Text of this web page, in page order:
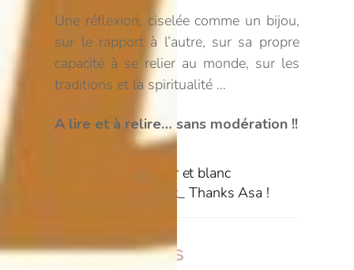
Une réflexion, ciselée comme un bijou,
sur le rapport à l’autre, sur sa propre
capacité à se relier au monde, sur les
traditions et la spiritualité …
A lire et à relire… sans modération !!
Barbara en noir et blanc
No comment_ Thanks Asa !
Related Posts